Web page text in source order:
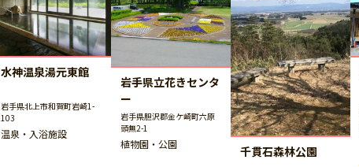
水神温泉湯元東館
岩手県北上市和賀町岩崎1-
103
温泉・入浴施設
岩手県立花きセンタ
ー
岩手県胆沢郡金ケ崎町六原
頭無2-1
植物園・公園
千貫石森林公園